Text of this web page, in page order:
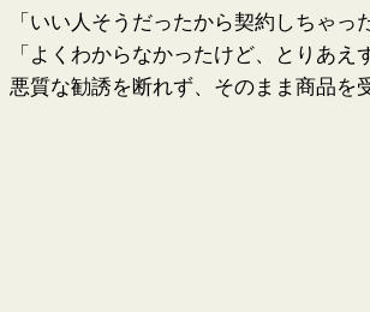
「いい人そうだったから契約しちゃ
「よくわからなかったけど、とりあえ
悪質な勧誘を断れず、そのまま商品を